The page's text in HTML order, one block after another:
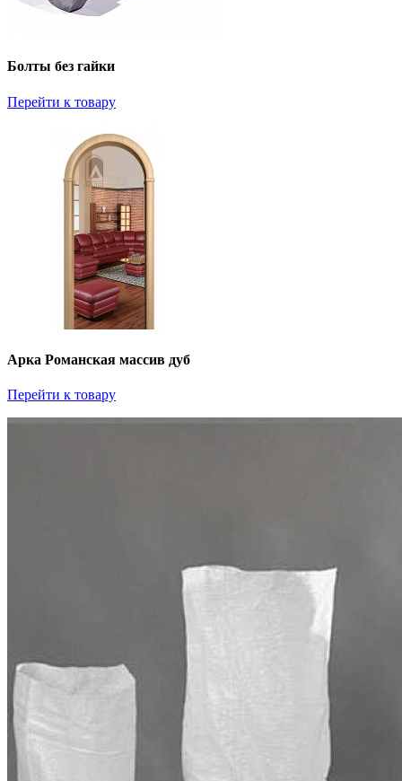
Болты без гайки
Перейти к товару
Арка Романская массив дуб
Перейти к товару